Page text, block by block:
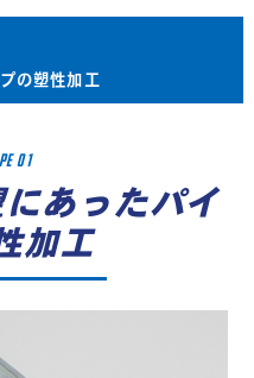
の塑性加工
01
あったパイ
加工